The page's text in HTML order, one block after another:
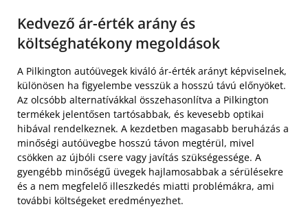
Kedvező ár-érték arány és
költséghatékony megoldások
A Pilkington autóüvegek kiváló ár-érték arányt képviselnek,
különösen ha figyelembe vesszük a hosszú távú előnyöket.
Az olcsóbb alternatívákkal összehasonlítva a Pilkington
termékek jelentősen tartósabbak, és kevesebb optikai
hibával rendelkeznek. A kezdetben magasabb beruházás a
minőségi autóüvegbe hosszú távon megtérül, mivel
csökken az újbóli csere vagy javítás szükségessége. A
gyengébb minőségű üvegek hajlamosabbak a sérülésekre
és a nem megfelelő illeszkedés miatti problémákra, ami
további költségeket eredményezhet.